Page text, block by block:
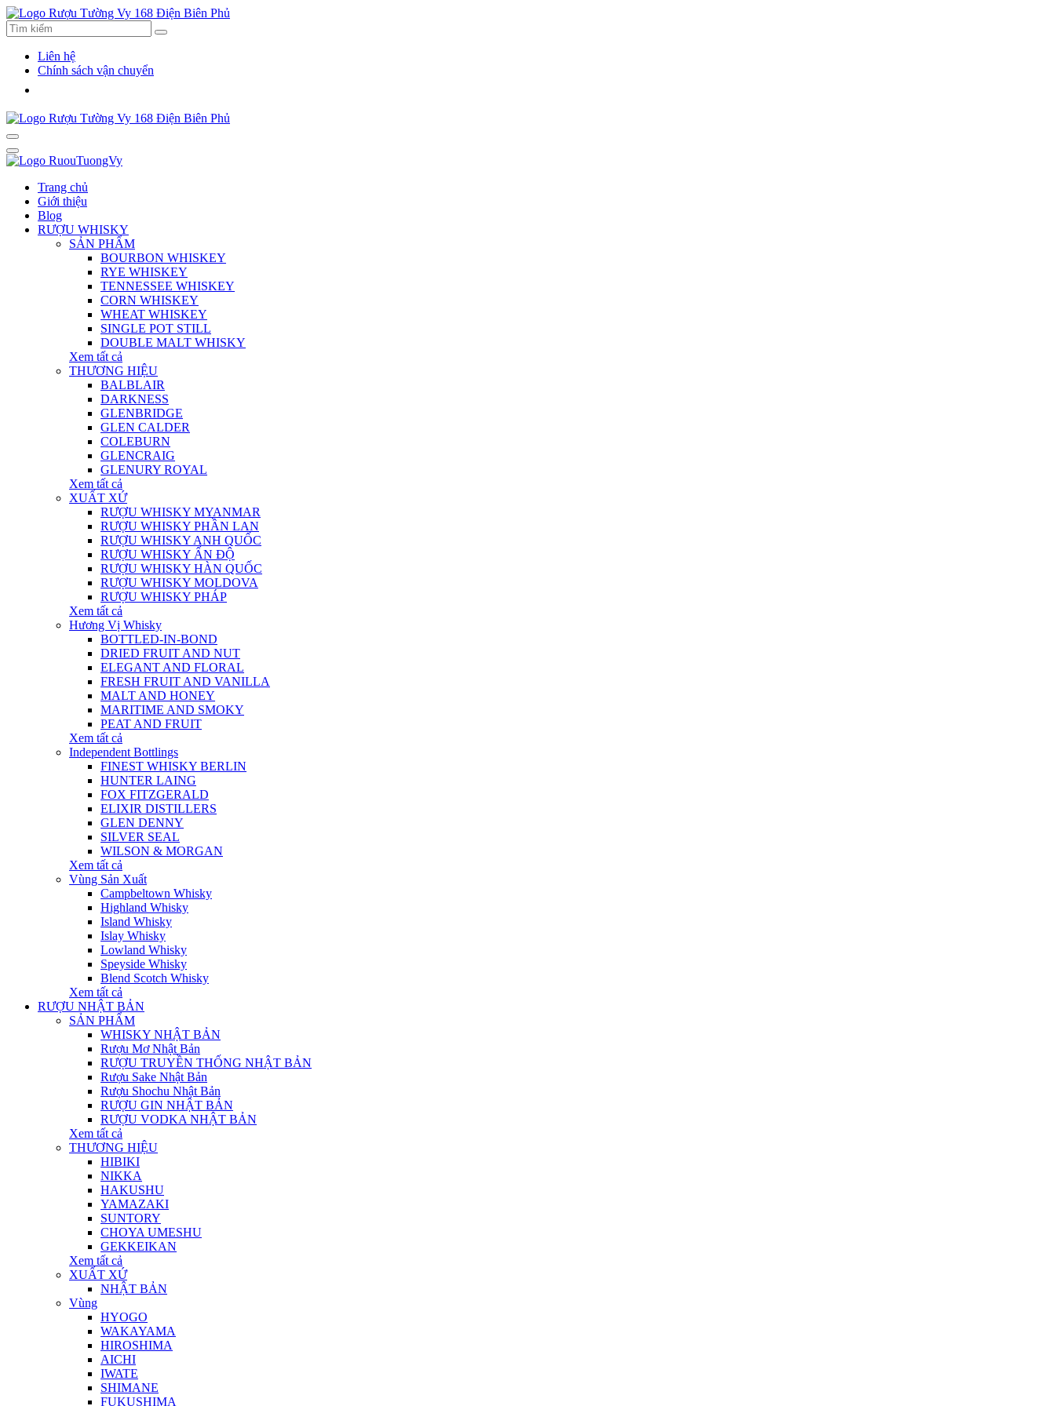
Liên hệ
Chính sách vận chuyển
Trang chủ
Giới thiệu
Blog
RƯỢU WHISKY
SẢN PHẨM
BOURBON WHISKEY
RYE WHISKEY
TENNESSEE WHISKEY
CORN WHISKEY
WHEAT WHISKEY
SINGLE POT STILL
DOUBLE MALT WHISKY
Xem tất cả
THƯƠNG HIỆU
BALBLAIR
DARKNESS
GLENBRIDGE
GLEN CALDER
COLEBURN
GLENCRAIG
GLENURY ROYAL
Xem tất cả
XUẤT XỨ
RƯỢU WHISKY MYANMAR
RƯỢU WHISKY PHẦN LAN
RƯỢU WHISKY ANH QUỐC
RƯỢU WHISKY ẤN ĐỘ
RƯỢU WHISKY HÀN QUỐC
RƯỢU WHISKY MOLDOVA
RƯỢU WHISKY PHÁP
Xem tất cả
Hương Vị Whisky
BOTTLED-IN-BOND
DRIED FRUIT AND NUT
ELEGANT AND FLORAL
FRESH FRUIT AND VANILLA
MALT AND HONEY
MARITIME AND SMOKY
PEAT AND FRUIT
Xem tất cả
Independent Bottlings
FINEST WHISKY BERLIN
HUNTER LAING
FOX FITZGERALD
ELIXIR DISTILLERS
GLEN DENNY
SILVER SEAL
WILSON & MORGAN
Xem tất cả
Vùng Sản Xuất
Campbeltown Whisky
Highland Whisky
Island Whisky
Islay Whisky
Lowland Whisky
Speyside Whisky
Blend Scotch Whisky
Xem tất cả
RƯỢU NHẬT BẢN
SẢN PHẨM
WHISKY NHẬT BẢN
Rượu Mơ Nhật Bản
RƯỢU TRUYỀN THỐNG NHẬT BẢN
Rượu Sake Nhật Bản
Rượu Shochu Nhật Bản
RƯỢU GIN NHẬT BẢN
RƯỢU VODKA NHẬT BẢN
Xem tất cả
THƯƠNG HIỆU
HIBIKI
NIKKA
HAKUSHU
YAMAZAKI
SUNTORY
CHOYA UMESHU
GEKKEIKAN
Xem tất cả
XUẤT XỨ
NHẬT BẢN
Vùng
HYOGO
WAKAYAMA
HIROSHIMA
AICHI
IWATE
SHIMANE
FUKUSHIMA